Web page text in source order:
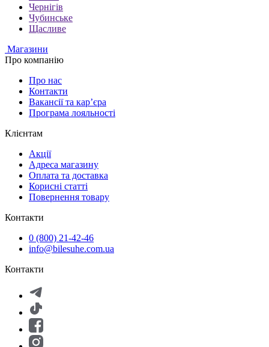
Чернігів
Чубинське
Щасливе
Магазини
Про компанію
Про нас
Контакти
Вакансії та кар’єра
Програма лояльності
Клієнтам
Акції
Адреса магазину
Оплата та доставка
Корисні статті
Повернення товару
Контакти
0 (800) 21-42-46
info@bilesuhe.com.ua
Контакти